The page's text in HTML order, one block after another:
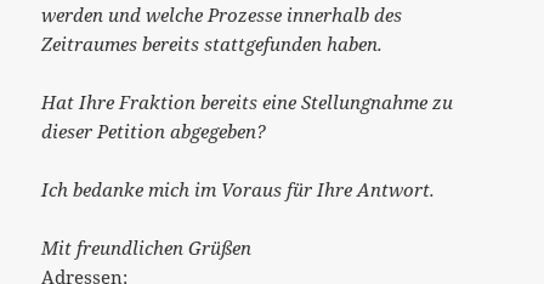
werden und welche Prozesse innerhalb des
Zeitraumes bereits stattgefunden haben.
Hat Ihre Fraktion bereits eine Stellungnahme zu
dieser Petition abgegeben?
Ich bedanke mich im Voraus für Ihre Antwort.
Mit freundlichen Grüßen
Adressen: